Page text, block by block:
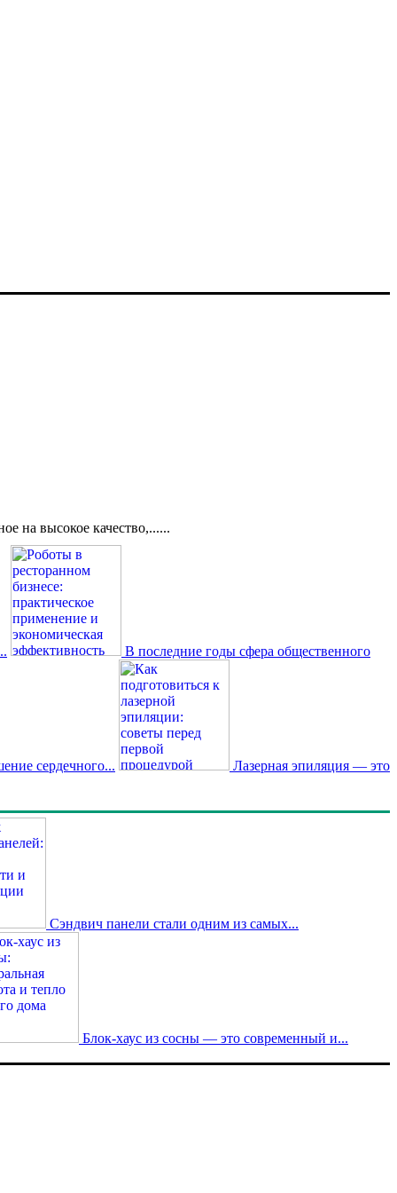
на высокое качество,......
В последние годы сфера общественного
сердечного... Лазерная эпиляция — это
Сэндвич панели стали одним из самых...
Блок-хаус из сосны — это современный и...